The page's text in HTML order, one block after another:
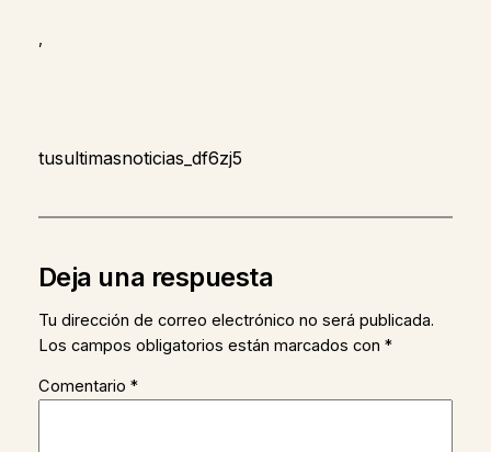
tusultimasnoticias_df6zj5
Deja una respuesta
Tu dirección de correo electrónico no será publicada.
Los campos obligatorios están marcados con *
Comentario *